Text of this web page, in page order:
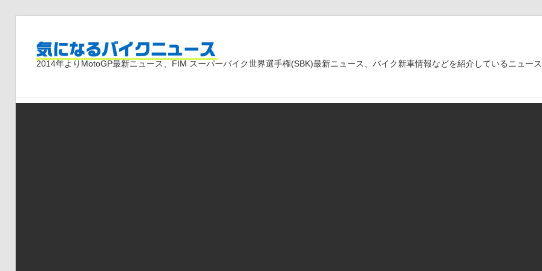
気
に
2014年よりMotoGP最新ニュース、FIM スーパーバイク世界選手権(SBK)最新ニュース、バイク新車情報などを紹介しているニュース